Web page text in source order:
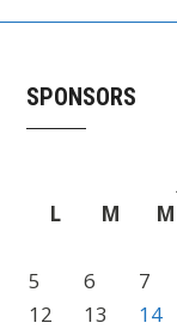
SPONSORS
L
M M
5
6 7
12
13 14